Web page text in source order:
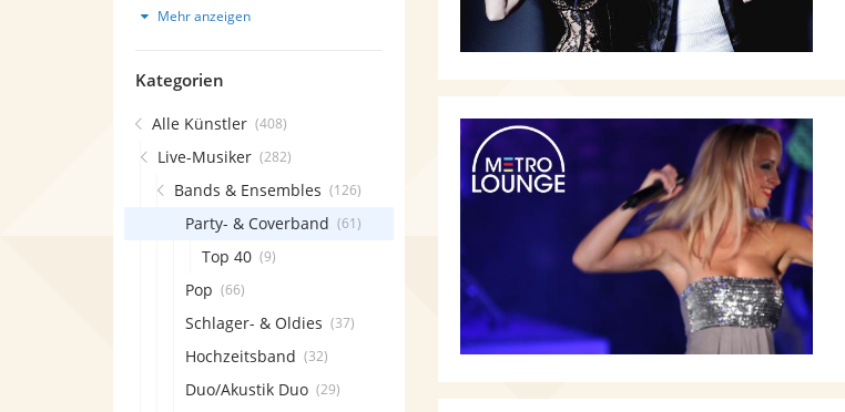
Mehr anzeigen
Kategorien
Alle Künstler (408)
Live-Musiker (282)
Bands & Ensembles (126)
Party- & Coverband (61)
Top 40 (9)
Pop (66)
Schlager- & Oldies (37)
Hochzeitsband (32)
Duo/Akustik Duo (29)